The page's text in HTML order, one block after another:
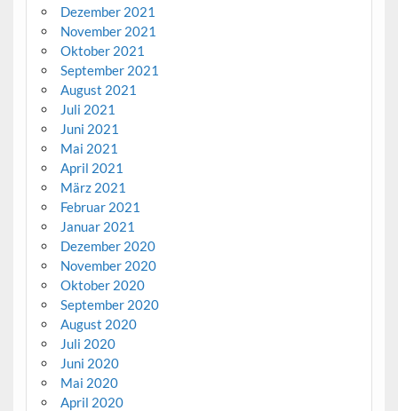
Dezember 2021
November 2021
Oktober 2021
September 2021
August 2021
Juli 2021
Juni 2021
Mai 2021
April 2021
März 2021
Februar 2021
Januar 2021
Dezember 2020
November 2020
Oktober 2020
September 2020
August 2020
Juli 2020
Juni 2020
Mai 2020
April 2020